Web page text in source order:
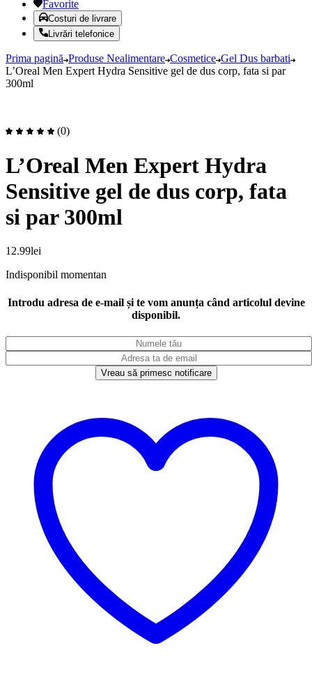
Favorite
Costuri de livrare
Livrări telefonice
Prima pagină Produse Nealimentare Cosmetice Gel Dus barbati
L’Oreal Men Expert Hydra Sensitive gel de dus corp, fata si par
300ml
(0)
L’Oreal Men Expert Hydra
Sensitive gel de dus corp, fata
si par 300ml
12.99lei
Indisponibil momentan
Introdu adresa de e-mail și te vom anunța când articolul devine
disponibil.
Vreau să primesc notificare